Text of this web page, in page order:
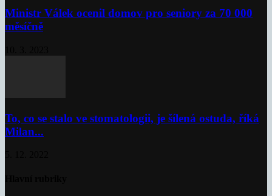
Ministr Válek ocenil domov pro seniory za 70 000
měsíčně
To, co se stalo ve stomatologii, je šílená ostuda, říká
Milan...